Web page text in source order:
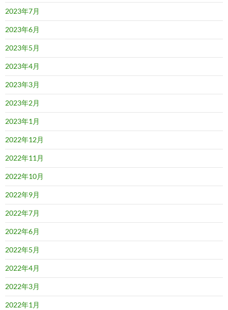
2023年7月
2023年6月
2023年5月
2023年4月
2023年3月
2023年2月
2023年1月
2022年12月
2022年11月
2022年10月
2022年9月
2022年7月
2022年6月
2022年5月
2022年4月
2022年3月
2022年1月